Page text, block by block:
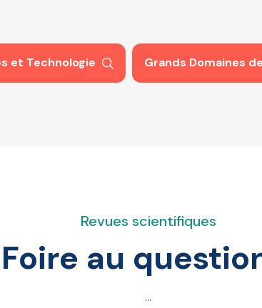
et Technologie Grands Domaines
Revues scientifiques
Foire au
...